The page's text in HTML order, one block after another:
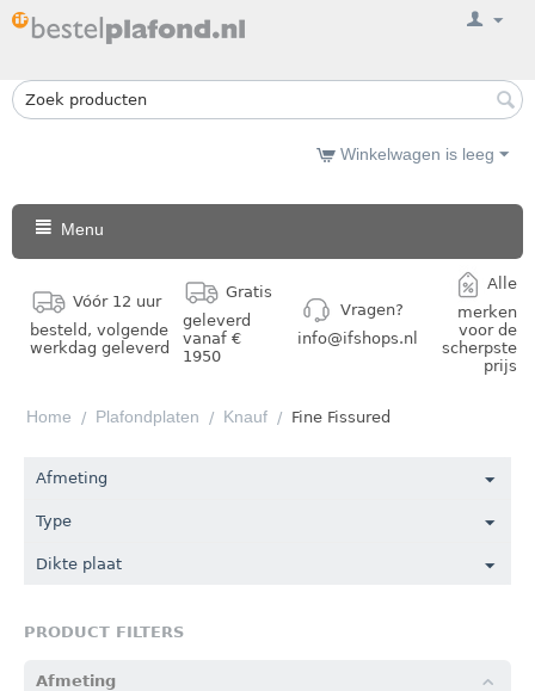
Winkelwagen is leeg
Menu
Vóór 12 uur
besteld, volgende
werkdag geleverd
Gratis
geleverd
vanaf €
1950
Vragen?
info@ifshops.nl
Alle
merken
voor de
scherpste
prijs
Home / Plafondplaten / Knauf / Fine Fissured
Afmeting
Type
Dikte plaat
PRODUCT FILTERS
Afmeting